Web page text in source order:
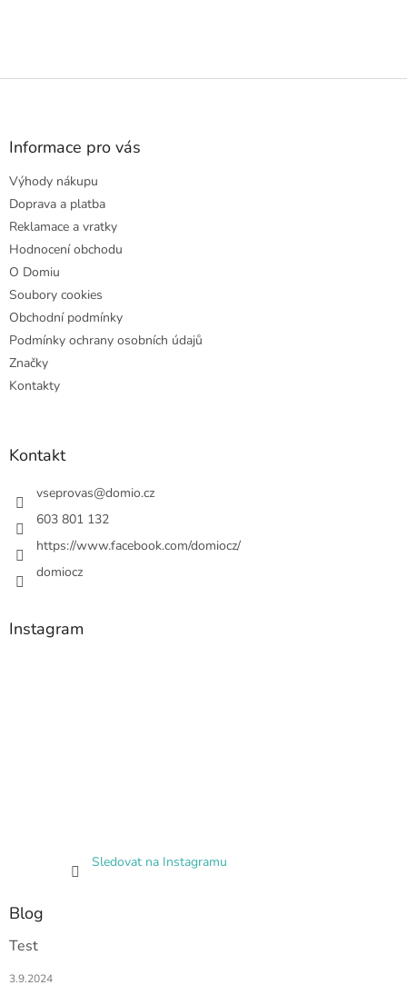
Z
Informace pro vás
Výhody nákupu
Doprava a platba
Reklamace a vratky
Hodnocení obchodu
O Domiu
Soubory cookies
Obchodní podmínky
Podmínky ochrany osobních údajů
Značky
Kontakty
Kontakt
vseprovas@domio.cz
603 801 132
https://www.facebook.com/domiocz/
domiocz
Instagram
Sledovat na Instagramu
Blog
Test
3.9.2024